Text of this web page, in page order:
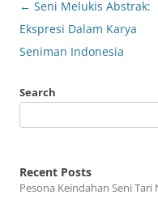
Post
navigation
← Seni Melukis Abstrak:
Ekspresi Dalam Karya
Seniman Indonesia
Search
Recent Posts
Pesona Keindahan Seni